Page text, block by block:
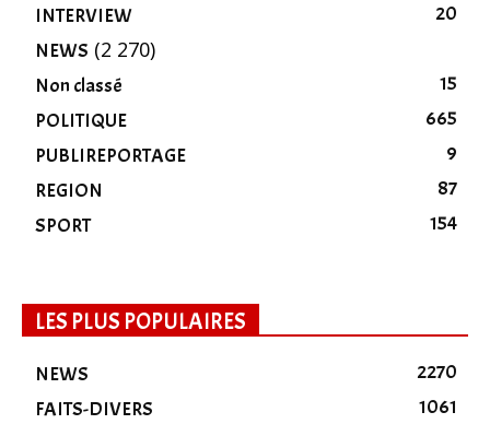
INTERVIEW
20
NEWS (2 270)
Non classé
15
POLITIQUE
665
PUBLIREPORTAGE
9
REGION
87
SPORT
154
LES PLUS POPULAIRES
NEWS
2270
FAITS-DIVERS
1061